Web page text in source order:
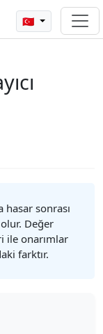
🇹🇷
hasar sonrası
Değer
ile onarımlar
farktır.